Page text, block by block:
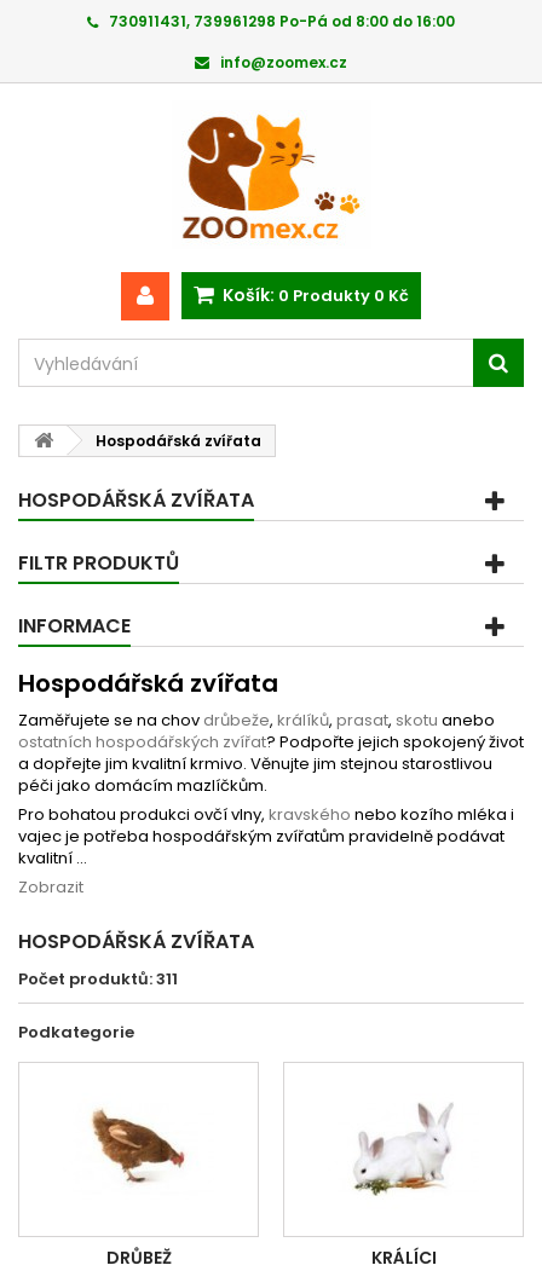
730911431, 739961298 Po-Pá od 8:00 do 16:00
info@zoomex.cz
Košík: 0 Produkty 0 Kč
Hospodářská zvířata
HOSPODÁŘSKÁ ZVÍŘATA
FILTR PRODUKTŮ
INFORMACE
Hospodářská zvířata
Zaměřujete se na chov drůbeže, králíků, prasat, skotu anebo
ostatních hospodářských zvířat? Podpořte jejich spokojený život
a dopřejte jim kvalitní krmivo. Věnujte jim stejnou starostlivou
péči jako domácím mazlíčkům.
Pro bohatou produkci ovčí vlny, kravského nebo kozího mléka i
vajec je potřeba hospodářským zvířatům pravidelně podávat
kvalitní ...
Zobrazit
HOSPODÁŘSKÁ ZVÍŘATA
Počet produktů: 311
Podkategorie
DRŮBEŽ KRÁLÍCI